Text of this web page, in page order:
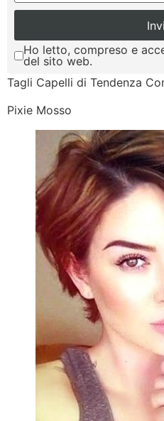
Ho letto, compreso e
del sito web.
Tagli Capelli di Tendenza
Pixie Mosso